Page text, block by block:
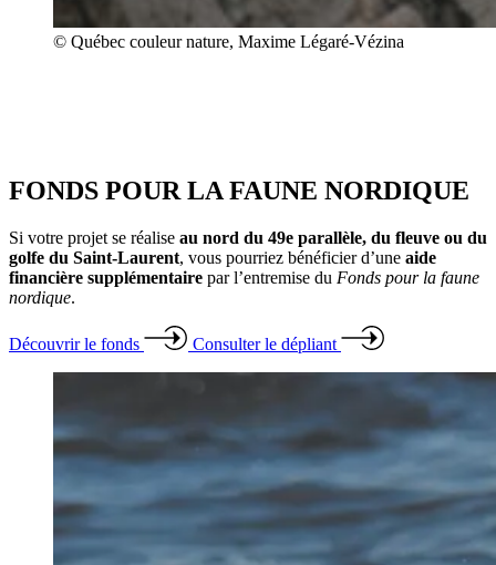
© Québec couleur nature, Maxime Légaré-Vézina
FONDS POUR LA FAUNE NORDIQUE
Si votre projet se réalise au nord du 49e parallèle, du fleuve ou du
golfe du Saint-Laurent, vous pourriez bénéficier d’une aide
financière supplémentaire par l’entremise du Fonds pour la faune
nordique.
Découvrir le fonds Consulter le dépliant